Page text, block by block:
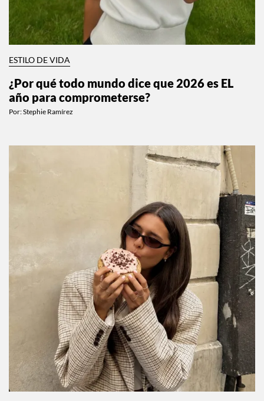
ESTILO DE VIDA
¿Por qué todo mundo dice que 2026 es EL
año para comprometerse?
Por:Stephie Ramírez